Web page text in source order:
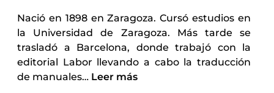
Nació en 1898 en Zaragoza. Cursó estudios en
la Universidad de Zaragoza. Más tarde se
trasladó a Barcelona, donde trabajó con la
editorial Labor llevando a cabo la traducción
de manuales… Leer más